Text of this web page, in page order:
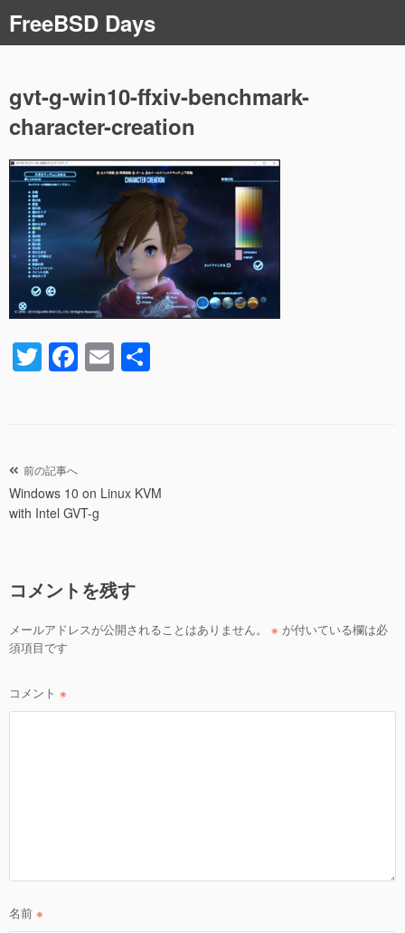
ン
テ
へ
ス
ッ
FreeBSD Days
gvt-g-win10-ffxiv-benchmark-
character-creation
T F
o
o
E
投
稿
ナ
ー
シ
ョ
前の記事へ
Windows 10 on Linux KVM
with Intel GVT-g
コメントを残す
メールアドレスが公開されることはありません。 ※ が付いている欄は必
須項目です
コメント ※
名前 ※